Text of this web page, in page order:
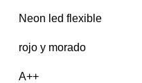
Neon led flexible
rojo y morado
A++